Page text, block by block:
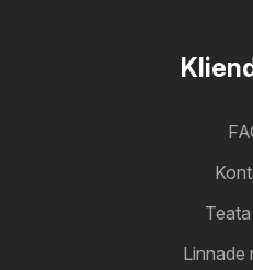
Linnade